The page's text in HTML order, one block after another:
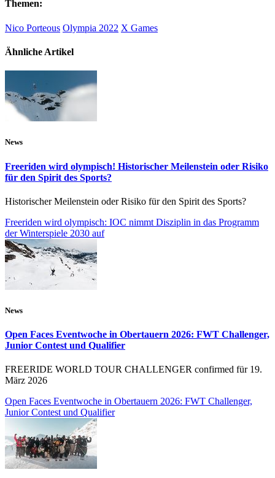
Themen:
Nico Porteous Olympia 2022 X Games
Ähnliche Artikel
News
Freeriden wird olympisch! Historischer Meilenstein oder Risiko
für den Spirit des Sports?
Historischer Meilenstein oder Risiko für den Spirit des Sports?
Freeriden wird olympisch: IOC nimmt Disziplin in das Programm
der Winterspiele 2030 auf
News
Open Faces Eventwoche in Obertauern 2026: FWT Challenger,
Junior Contest und Qualifier
FREERIDE WORLD TOUR CHALLENGER confirmed für 19.
März 2026
Open Faces Eventwoche in Obertauern 2026: FWT Challenger,
Junior Contest und Qualifier